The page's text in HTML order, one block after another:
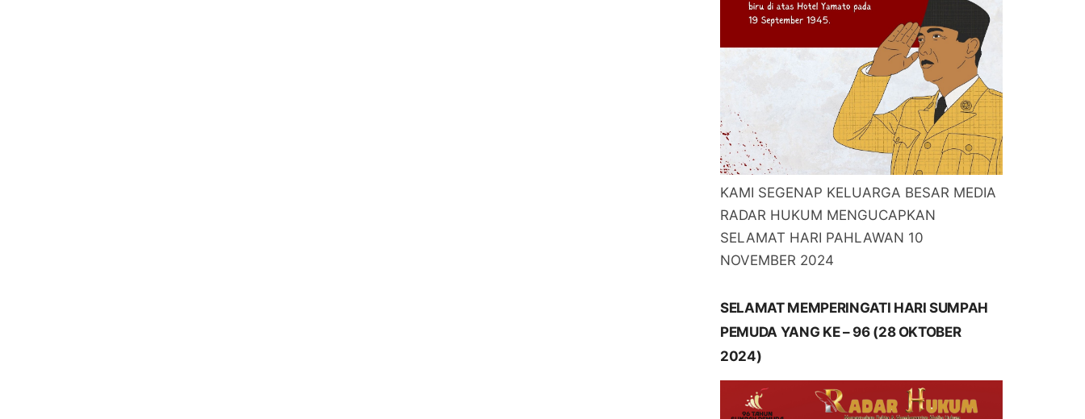
KAMI SEGENAP KELUARGA BESAR MEDIA
RADAR HUKUM MENGUCAPKAN
SELAMAT HARI PAHLAWAN 10
NOVEMBER 2024
SELAMAT MEMPERINGATI HARI SUMPAH
PEMUDA YANG KE – 96 (28 OKTOBER
2024)